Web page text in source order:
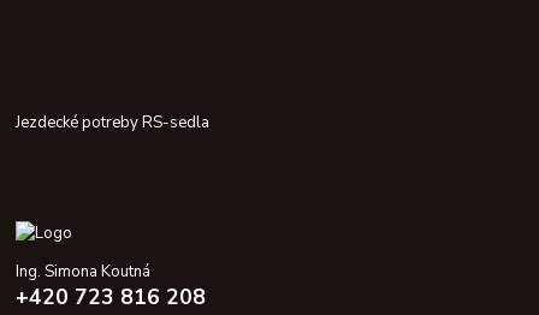
Jezdecké potreby RS-sedla
Ing. Simona Koutná
+420 723 816 208